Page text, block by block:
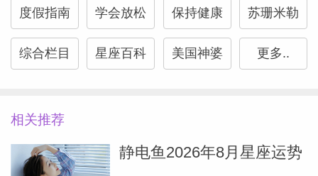
停留在摩羯座，你会比往常更多接触到医务
人员。可能是出于自身需求，如我之前所说
的，也许你想在这段时间把之前推迟的外科
某个问题而向专业的心理诊疗师进行咨询。
还有一种可能就是，你需要陪父亲或母亲去
度假指南 学会放松 保持健康 苏珊米勒
综合栏目 星座百科 美国神婆 更多..
相关推荐
静电鱼2026年8月星座运势